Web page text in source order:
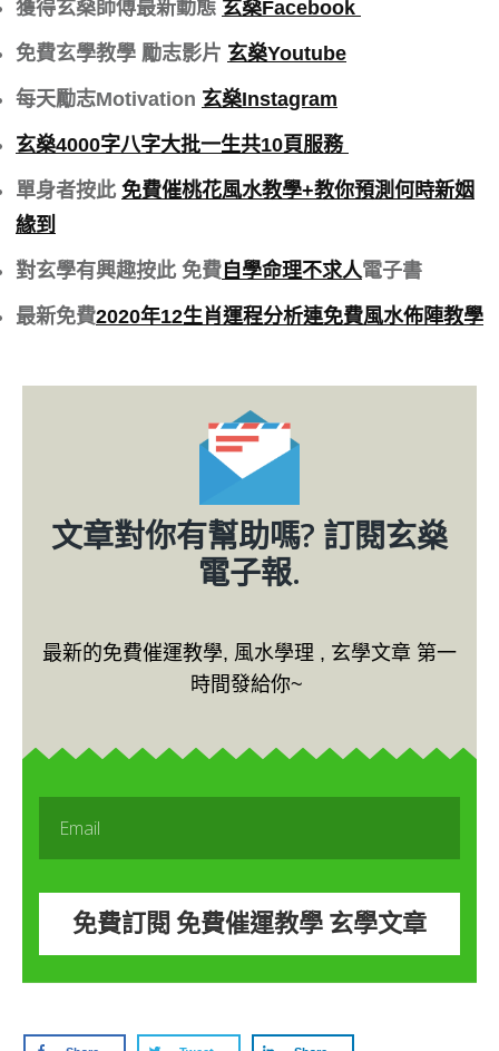
獲得玄燊師傅最新動態 玄燊Facebook
免費玄學教學 勵志影片 玄燊Youtube
每天勵志Motivation 玄燊Instagram
玄燊4000字八字大批一生共10頁服務
單身者按此 免費催桃花風水教學+教你預測何時新姻
緣到
對玄學有興趣按此 免費自學命理不求人電子書
最新免費2020年12生肖運程分析連免費風水佈陣教學
文章對你有幫助嗎? 訂閱玄燊
電子報.
最新的免費催運教學, 風水學理 , 玄學文章 第一
時間發給你~
免費訂閱 免費催運教學 玄學文章